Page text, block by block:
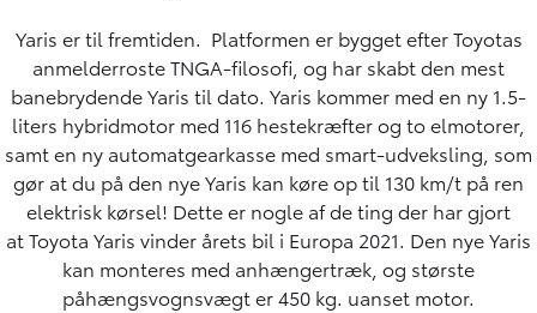
Yaris er til fremtiden. Platformen er bygget efter Toyotas
anmelderroste TNGA-filosofi, og har skabt den mest
banebrydende Yaris til dato. Yaris kommer med en ny 1.5-
liters hybridmotor med 116 hestekræfter og to elmotorer,
samt en ny automatgearkasse med smart-udveksling, som
gør at du på den nye Yaris kan køre op til 130 km/t på ren
elektrisk kørsel! Dette er nogle af de ting der har gjort
at Toyota Yaris vinder årets bil i Europa 2021. Den nye Yaris
kan monteres med anhængertræk, og største
påhængsvognsvægt er 450 kg. uanset motor.